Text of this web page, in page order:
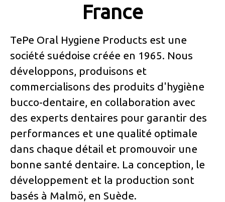
France
TePe Oral Hygiene Products est une
société suédoise créée en 1965. Nous
développons, produisons et
commercialisons des produits d'hygiène
bucco-dentaire, en collaboration avec
des experts dentaires pour garantir des
performances et une qualité optimale
dans chaque détail et promouvoir une
bonne santé dentaire. La conception, le
développement et la production sont
basés à Malmö, en Suède.